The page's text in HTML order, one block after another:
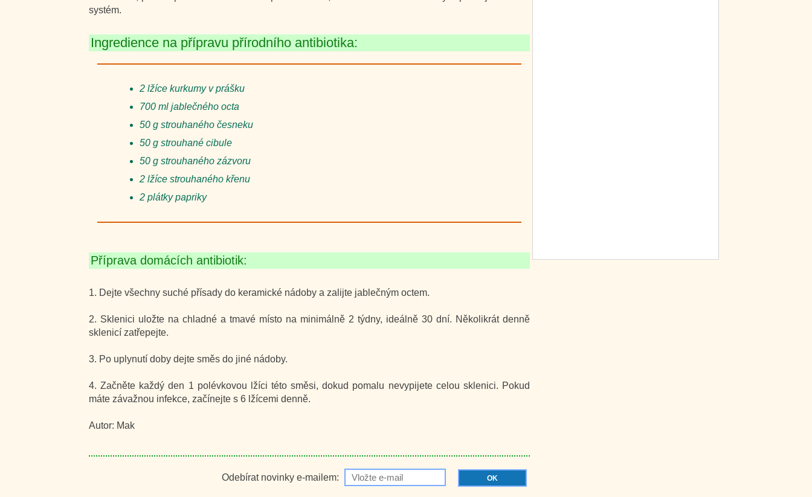
systém.
Ingredience na přípravu přírodního antibiotika:
2 lžíce kurkumy v prášku
700 ml jablečného octa
50 g strouhaného česneku
50 g strouhané cibule
50 g strouhaného zázvoru
2 lžíce strouhaného křenu
2 plátky papriky
Příprava domácích antibiotik:
1. Dejte všechny suché přísady do keramické nádoby a zalijte jablečným octem.
2. Sklenici uložte na chladné a tmavé místo na minimálně 2 týdny, ideálně 30 dní. Několikrát denně
sklenicí zatřepejte.
3. Po uplynutí doby dejte směs do jiné nádoby.
4. Začněte každý den 1 polévkovou lžíci této směsi, dokud pomalu nevypijete celou sklenici. Pokud
máte závažnou infekce, začínejte s 6 lžícemi denně.
Autor: Mak
Odebírat novinky e-mailem: OK